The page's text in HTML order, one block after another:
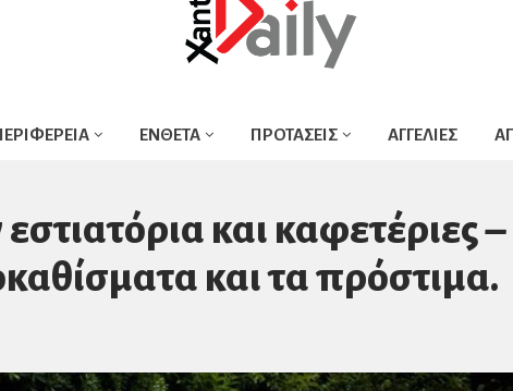
ΕΝΘΕΤΑ ΠΡΟΤΑΣΕΙΣ ΑΓΓΕΛΙΕΣ
και καφετέριες –
και τα πρόστιμα.